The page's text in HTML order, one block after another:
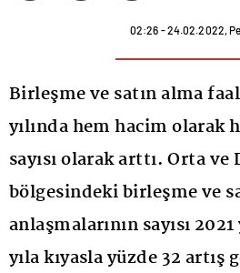
02:26 - 24.02.2022,
Birleşme ve satın alma
yılında hem hacim olarak
sayısı olarak arttı. Orta
bölgesindeki birleşme ve
anlaşmalarının sayısı
yıla kıyasla yüzde 32 artış